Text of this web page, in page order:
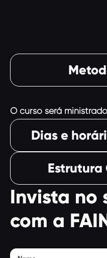
O curso será
Dias e
Estrutura
Invista no
com a